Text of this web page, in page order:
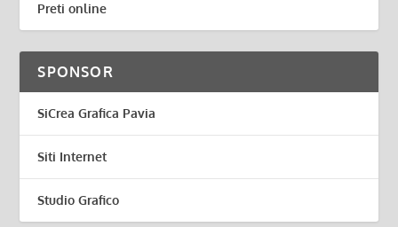
Preti online
SPONSOR
SiCrea Grafica Pavia
Siti Internet
Studio Grafico